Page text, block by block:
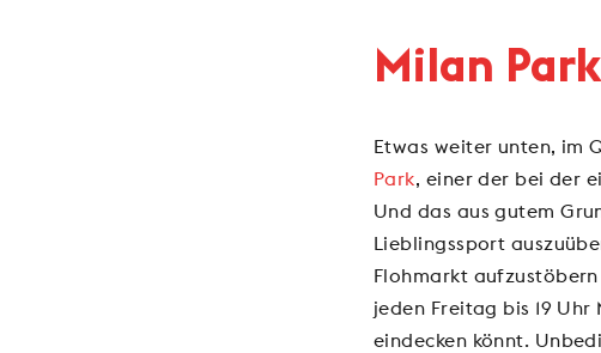
Milan Park
Etwas weiter unten, im
Park, einer der bei der
Und das aus gutem
Lieblingssport
Flohmarkt
jeden Freitag bis 19
eindecken könnt.